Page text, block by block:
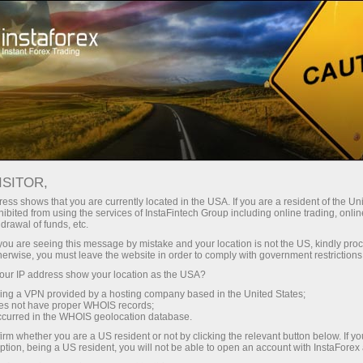
Трейдерам Форекс аналитика
Форекс ТВ
Форекс-ТВ: календарь
Календарь трейдера на 28 марта: В
тарифной игре Трампа победителей не
будет? (oz)
очиш
shows that you are currently located in the USA. If you are a resident of the
from using the services of InstaFintech Group including online trading,
of funds, etc.
are seeing this message by mistake and your location is not the US, kindly
you must leave the website in order to comply with government
IP address show your location as the USA?
a VPN provided by a hosting company based in the United States;
not have proper WHOIS records;
in the WHOIS geolocation database.
whether you are a US resident or not by clicking the relevant button below. If
being a US resident, you will not be able to open an account with InstaForex